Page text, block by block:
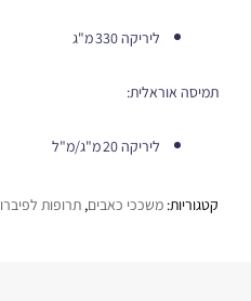
ליריקה 330 מ"ג
תמיסה אוראלית:
ליריקה 20 מ"ג/מ"ל
קטגוריות:משככי כאבים,תרופות